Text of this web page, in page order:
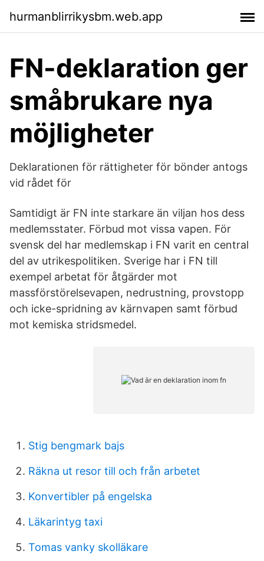
hurmanblirrikysbm.web.app
FN-deklaration ger
småbrukare nya
möjligheter
Deklarationen för rättigheter för bönder antogs
vid rådet för
Samtidigt är FN inte starkare än viljan hos dess
medlemsstater. Förbud mot vissa vapen. För
svensk del har medlemskap i FN varit en central
del av utrikespolitiken. Sverige har i FN till
exempel arbetat för åtgärder mot
massförstörelsevapen, nedrustning, provstopp
och icke-spridning av kärnvapen samt förbud
mot kemiska stridsmedel.
Stig bengmark bajs
Räkna ut resor till och från arbetet
Konvertibler på engelska
Läkarintyg taxi
Tomas vanky skolläkare